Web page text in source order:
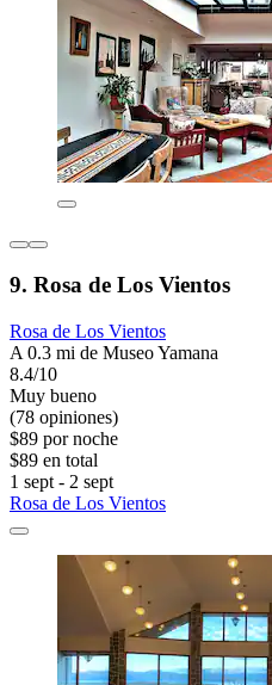
9. Rosa de Los Vientos
Rosa de Los Vientos
A 0.3 mi de Museo Yamana
8.4/10
Muy bueno
(78 opiniones)
$89 por noche
$89 en total
1 sept - 2 sept
Rosa de Los Vientos